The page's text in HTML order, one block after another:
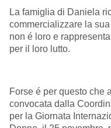
La famiglia di Daniela
commercializzare la
non é loro e
per il loro lutto.
Forse é per questo che
convocata dalla
per la Giornata